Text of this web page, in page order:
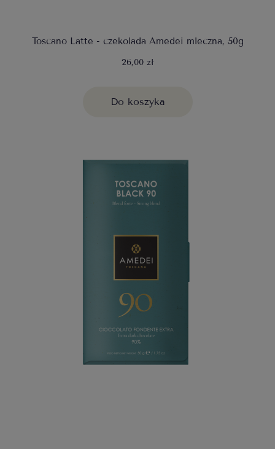
Toscano Latte - czekolada Amedei mleczna, 50g
26,00 zł
Do koszyka